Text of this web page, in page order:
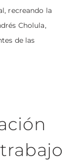
recreando la
Cholula,
de las